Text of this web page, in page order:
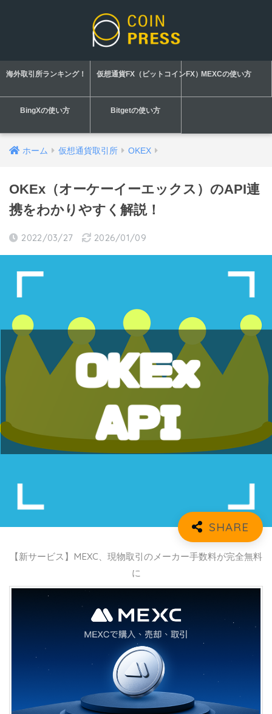
海外取引所ランキング！ 仮想通貨FX（ビットコインFX）MEXCの使い方
BingXの使い方 Bitgetの使い方
ホーム 仮想通貨取引所 OKEX
OKEx（オーケーイーエックス）のAPI連
携をわかりやすく解説！
2022/03/27 2026/01/09
【新サービス】MEXC、現物取引のメーカー手数料が完全無料
に